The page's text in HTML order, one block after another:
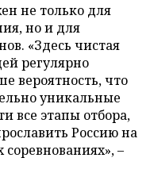
не только для
но и для
«Здесь чистая
регулярно
вероятность, что
уникальные
все этапы отбора,
Россию на
–